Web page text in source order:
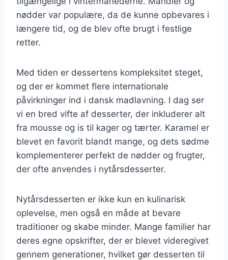
nødder var populære, da de kunne opbevares i
længere tid, og de blev ofte brugt i festlige
retter.
Med tiden er dessertens kompleksitet steget,
og der er kommet flere internationale
påvirkninger ind i dansk madlavning. I dag ser
vi en bred vifte af desserter, der inkluderer alt
fra mousse og is til kager og tærter. Karamel er
blevet en favorit blandt mange, og dets sødme
komplementerer perfekt de nødder og frugter,
der ofte anvendes i nytårsdesserter.
Nytårsdesserten er ikke kun en kulinarisk
oplevelse, men også en måde at bevare
traditioner og skabe minder. Mange familier har
deres egne opskrifter, der er blevet videregivet
gennem generationer, hvilket gør desserten til